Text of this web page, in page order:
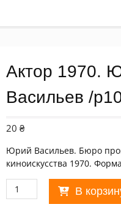
Актор 1970.
Васильев /
20₴
Юрий Васильев. Бюро
киноискусства 1970.
Количество
товара
В